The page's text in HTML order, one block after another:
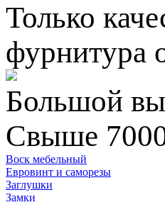
Только
фурнитура
Большой
Свыше 7000
Воск мебельный
Евровинт и саморезы
Заглушки
Замки